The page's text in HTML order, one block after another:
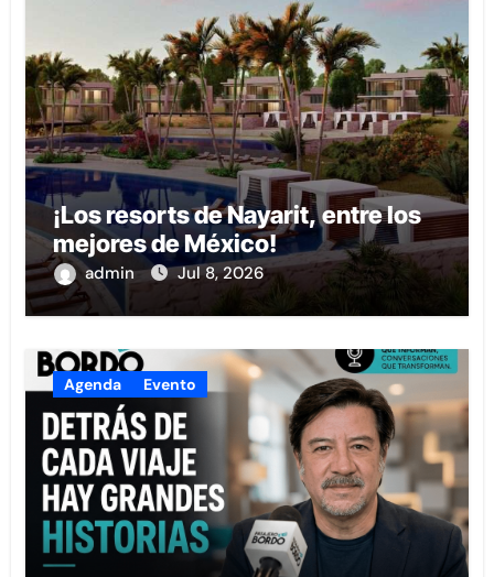
¡Los resorts de Nayarit, entre los
mejores de México!
admin Jul 8, 2026
Agenda Evento